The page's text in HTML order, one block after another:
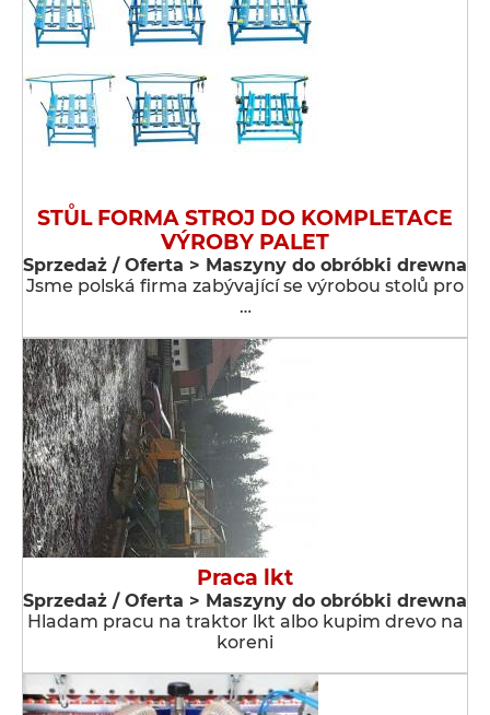
STŮL FORMA STROJ DO KOMPLETACE
VÝROBY PALET
Sprzedaż / Oferta > Maszyny do obróbki drewna
Jsme polská firma zabývající se výrobou stolů pro
…
Praca lkt
Sprzedaż / Oferta > Maszyny do obróbki drewna
Hladam pracu na traktor lkt albo kupim drevo na
koreni